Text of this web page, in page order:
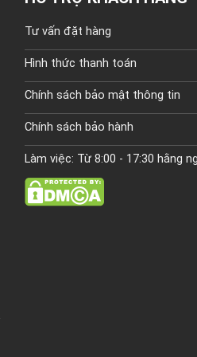
Tư vấn đặt hàng
Hình thức thanh toán
Chính sách bảo mật thông tin
Chính sách bảo hành
Làm việc: Từ 8:00 - 17:30 hằng